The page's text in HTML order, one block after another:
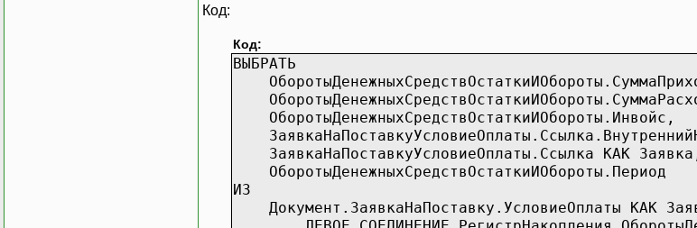
Код:
Код:
ВЫБРАТЬ
ОборотыДенежныхСредствОстаткиИОбороты.Инвойс,
ЗаявкаНаПоставкуУсловиеОплаты.Ссылка КАК
ОборотыДенежныхСредствОстаткиИОбороты.Период
ИЗ
Документ.ЗаявкаНаПоставку.УсловиеОплаты КАК